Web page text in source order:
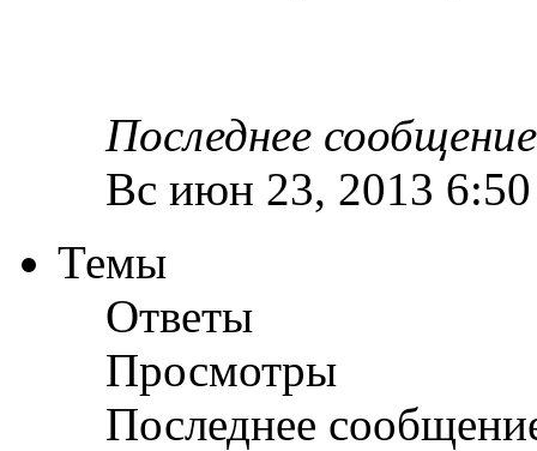
Последнее
Вс июн 23, 2013
Темы
Ответы
Просмотры
Последнее